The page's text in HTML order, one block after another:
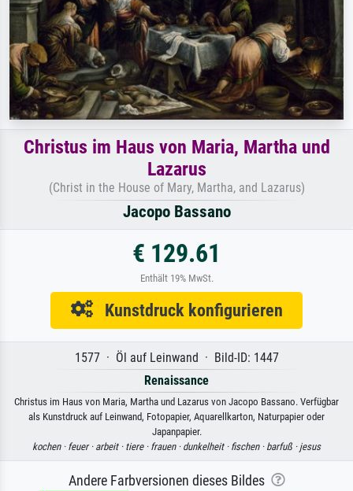
Christus im Haus von Maria, Martha und
Lazarus
(Christ in the House of Mary, Martha, and Lazarus)
Jacopo Bassano
€ 129.61
Enthält 19% MwSt.
Kunstdruck konfigurieren
1577 · Öl auf Leinwand · Bild-ID: 1447
Renaissance
Christus im Haus von Maria, Martha und Lazarus von Jacopo Bassano. Verfügbar
als Kunstdruck auf Leinwand, Fotopapier, Aquarellkarton, Naturpapier oder
Japanpapier.
kochen · feuer · arbeit · tiere · frauen · dunkelheit · fischen · barfuß · jesus
Andere Farbversionen dieses Bildes